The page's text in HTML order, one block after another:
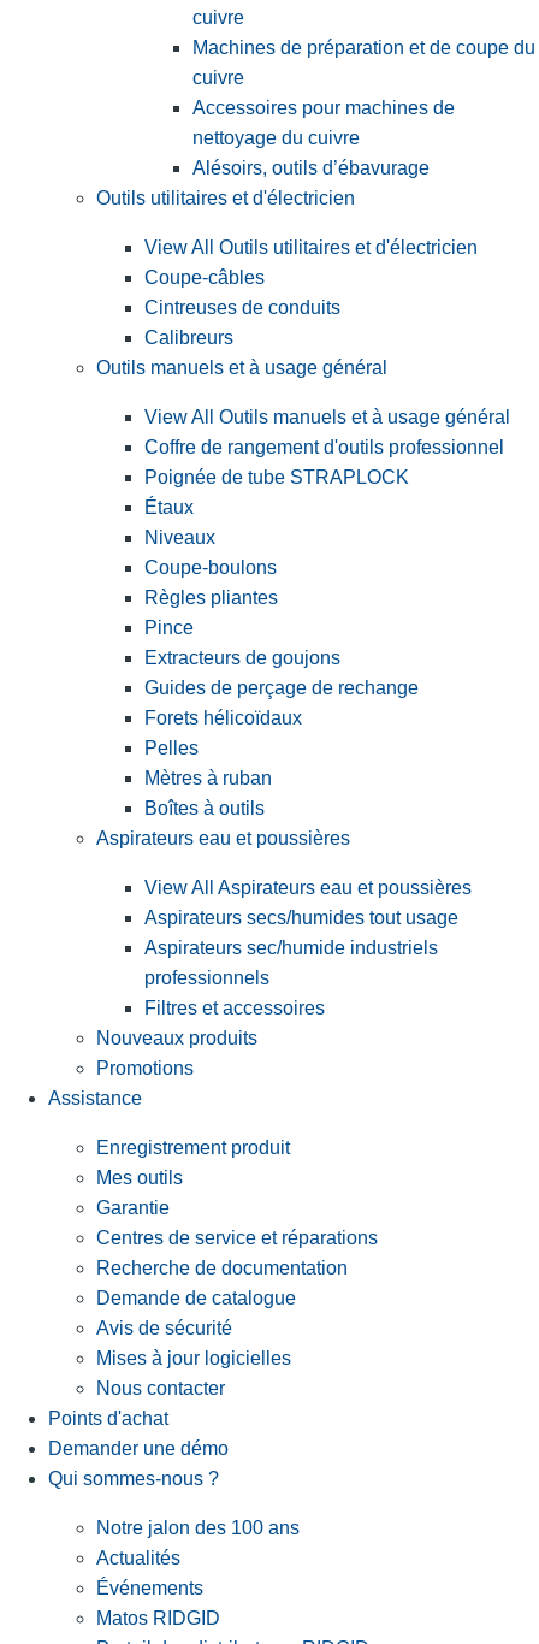
cuivre
Machines de préparation et de coupe du
cuivre
Accessoires pour machines de
nettoyage du cuivre
Alésoirs, outils d’ébavurage
Outils utilitaires et d'électricien
View All Outils utilitaires et d'électricien
Coupe-câbles
Cintreuses de conduits
Calibreurs
Outils manuels et à usage général
View All Outils manuels et à usage général
Coffre de rangement d'outils professionnel
Poignée de tube STRAPLOCK
Étaux
Niveaux
Coupe-boulons
Règles pliantes
Pince
Extracteurs de goujons
Guides de perçage de rechange
Forets hélicoïdaux
Pelles
Mètres à ruban
Boîtes à outils
Aspirateurs eau et poussières
View All Aspirateurs eau et poussières
Aspirateurs secs/humides tout usage
Aspirateurs sec/humide industriels
professionnels
Filtres et accessoires
Nouveaux produits
Promotions
Assistance
Enregistrement produit
Mes outils
Garantie
Centres de service et réparations
Recherche de documentation
Demande de catalogue
Avis de sécurité
Mises à jour logicielles
Nous contacter
Points d'achat
Demander une démo
Qui sommes-nous ?
Notre jalon des 100 ans
Actualités
Événements
Matos RIDGID